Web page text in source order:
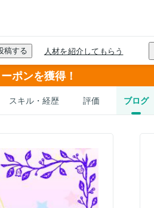
ポンを獲得！
スキル・経歴 評価 ブログ